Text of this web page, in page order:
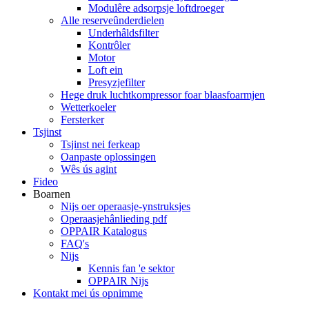
Modulêre adsorpsje loftdroeger
Alle reserveûnderdielen
Underhâldsfilter
Kontrôler
Motor
Loft ein
Presyzjefilter
Hege druk luchtkompressor foar blaasfoarmjen
Wetterkoeler
Fersterker
Tsjinst
Tsjinst nei ferkeap
Oanpaste oplossingen
Wês ús agint
Fideo
Boarnen
Nijs oer operaasje-ynstruksjes
Operaasjehânlieding pdf
OPPAIR Katalogus
FAQ's
Nijs
Kennis fan 'e sektor
OPPAIR Nijs
Kontakt mei ús opnimme